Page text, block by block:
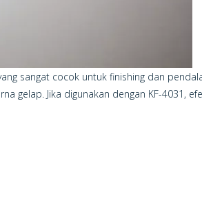
sangat cocok untuk finishing dan
gelap. Jika digunakan dengan KF-4031,